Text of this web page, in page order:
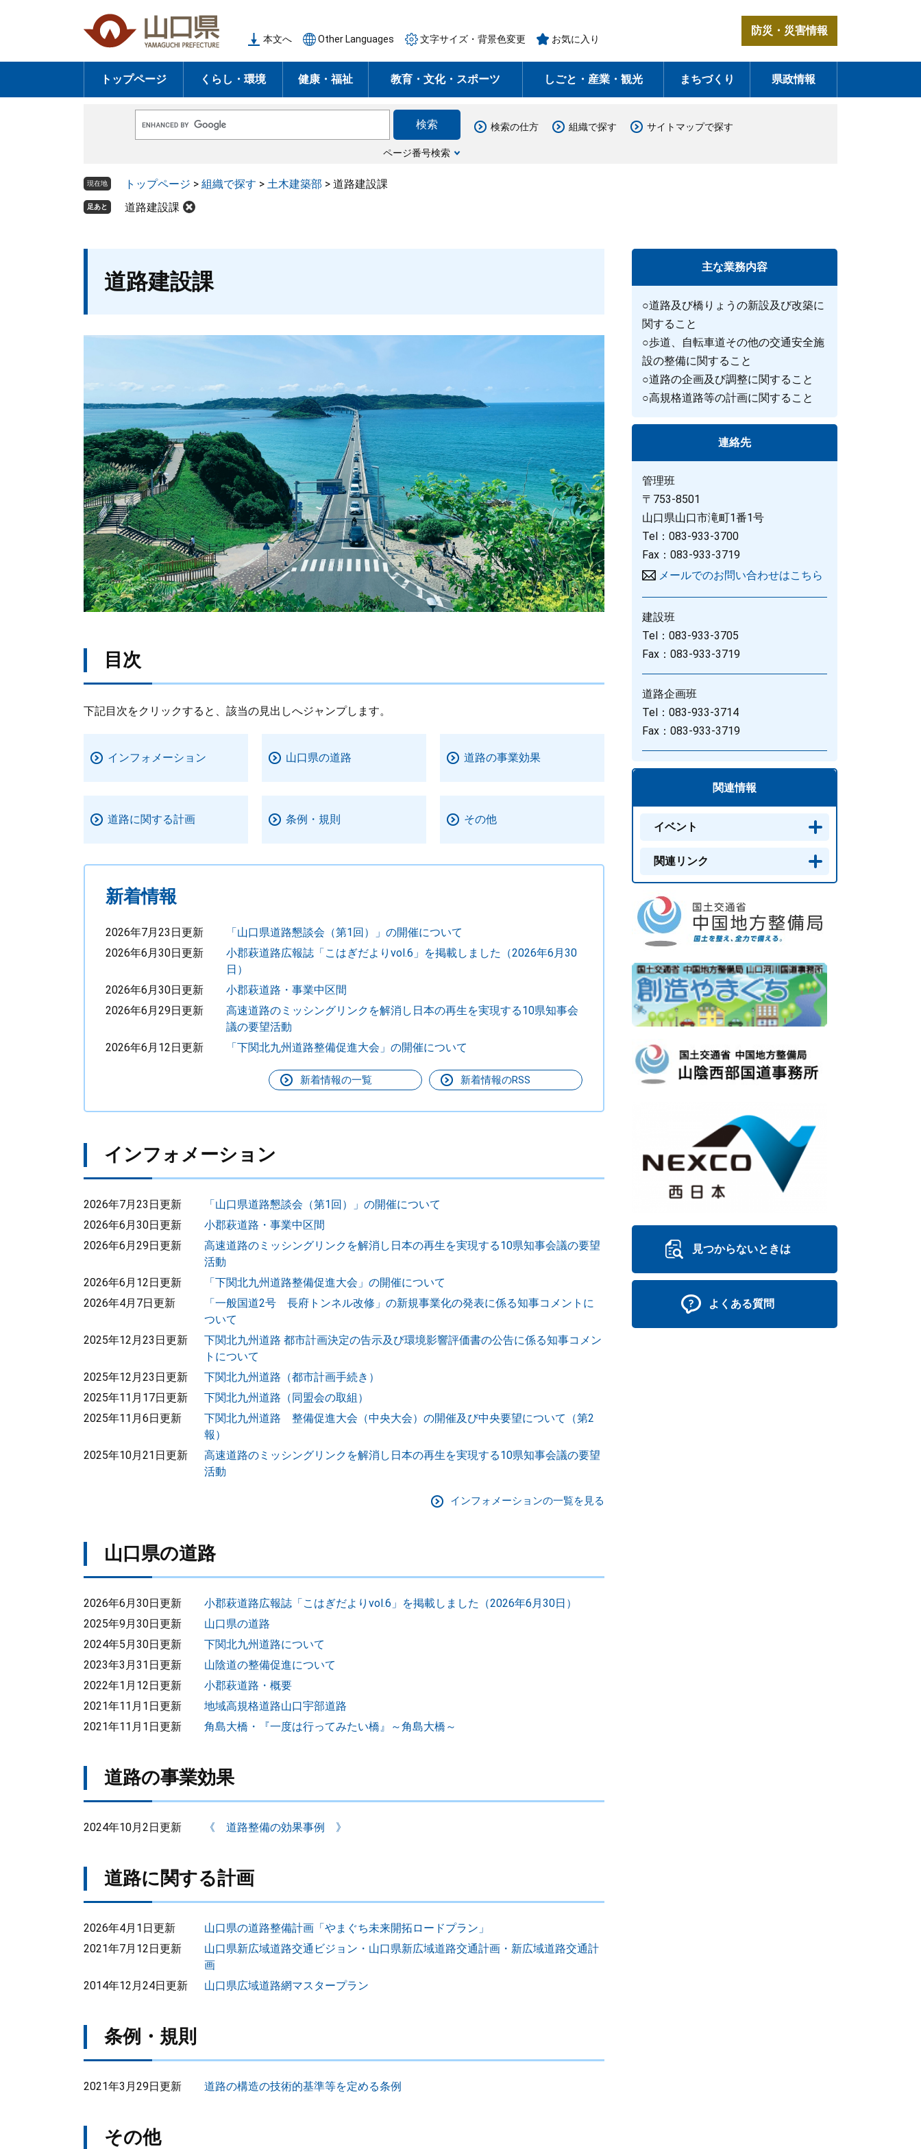
の
頭
ー
飛
本文へ Other Languages 文字サイズ・背景色変更 お気に入り
防災・災害情報
トップページ くらし・環境 健康・福祉 教育・文化・スポーツ しごと・産業・観光 まちづくり 県政情報
o
e
ス
ページ番号検索
検索の仕方 組織で探す サイトマップで探す
現在地 トップページ > 組織で探す > 土木建築部 > 道路建設課
足あと 道路建設課
道路建設課
目次
下記目次をクリックすると、該当の見出しへジャンプします。
インフォメーション 山口県の道路 道路の事業効果
道路に関する計画 条例・規則 その他
新着情報
2026年7月23日更新
「山口県道路懇談会（第1回）」の開催について
2026年6月30日更新
小郡萩道路広報誌「こはぎだよりvol.6」を掲載しました（2026年6月30
日）
2026年6月30日更新
小郡萩道路・事業中区間
2026年6月29日更新
高速道路のミッシングリンクを解消し日本の再生を実現する10県知事会
議の要望活動
2026年6月12日更新
「下関北九州道路整備促進大会」の開催について
新着情報の一覧 新着情報のRSS
インフォメーション
2026年7月23日更新
「山口県道路懇談会（第1回）」の開催について
2026年6月30日更新
小郡萩道路・事業中区間
2026年6月29日更新
高速道路のミッシングリンクを解消し日本の再生を実現する10県知事会議の要望
活動
2026年6月12日更新
「下関北九州道路整備促進大会」の開催について
2026年4月7日更新
「一般国道2号 長府トンネル改修」の新規事業化の発表に係る知事コメントに
ついて
2025年12月23日更新
下関北九州道路 都市計画決定の告示及び環境影響評価書の公告に係る知事コメン
トについて
2025年12月23日更新
下関北九州道路（都市計画手続き）
2025年11月17日更新
下関北九州道路（同盟会の取組）
2025年11月6日更新
下関北九州道路 整備促進大会（中央大会）の開催及び中央要望について（第2
報）
2025年10月21日更新
高速道路のミッシングリンクを解消し日本の再生を実現する10県知事会議の要望
活動
インフォメーションの一覧を見る
山口県の道路
2026年6月30日更新
小郡萩道路広報誌「こはぎだよりvol.6」を掲載しました（2026年6月30日）
2025年9月30日更新
山口県の道路
2024年5月30日更新
下関北九州道路について
2023年3月31日更新
山陰道の整備促進について
2022年1月12日更新
小郡萩道路・概要
2021年11月1日更新
地域高規格道路山口宇部道路
2021年11月1日更新
角島大橋・『一度は行ってみたい橋』～角島大橋～
道路の事業効果
2024年10月2日更新 《 道路整備の効果事例 》
道路に関する計画
2026年4月1日更新
山口県の道路整備計画「やまぐち未来開拓ロードプラン」
2021年7月12日更新
山口県新広域道路交通ビジョン・山口県新広域道路交通計画・新広域道路交通計
画
2014年12月24日更新
山口県広域道路網マスタープラン
条例・規則
2021年3月29日更新 道路の構造の技術的基準等を定める条例
その他
主な業務内容
○道路及び橋りょうの新設及び改築に
関すること
○歩道、自転車道その他の交通安全施
設の整備に関すること
○道路の企画及び調整に関すること
○高規格道路等の計画に関すること
連絡先
管理班
〒753-8501
山口県山口市滝町1番1号
Tel：083-933-3700
Fax：083-933-3719
メールでのお問い合わせはこちら
建設班
Tel：083-933-3705
Fax：083-933-3719
道路企画班
Tel：083-933-3714
Fax：083-933-3719
関連情報
イベント
関連リンク
見つからないときは
よくある質問